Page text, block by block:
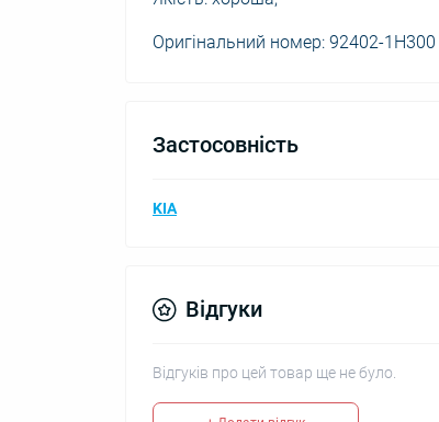
Оригінальний номер: 92402-1H300
Застосовність
KIA
Відгуки
Відгуків про цей товар ще не було.